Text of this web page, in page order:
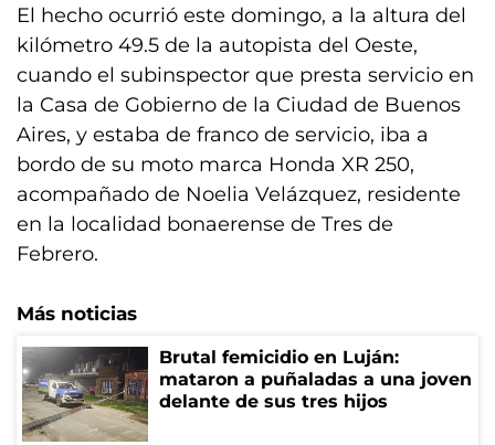
El hecho ocurrió este domingo, a la altura del
kilómetro 49.5 de la autopista del Oeste,
cuando el subinspector que presta servicio en
la Casa de Gobierno de la Ciudad de Buenos
Aires, y estaba de franco de servicio, iba a
bordo de su moto marca Honda XR 250,
acompañado de Noelia Velázquez, residente
en la localidad bonaerense de Tres de
Febrero.
Más noticias
Brutal femicidio en Luján:
mataron a puñaladas a una joven
delante de sus tres hijos